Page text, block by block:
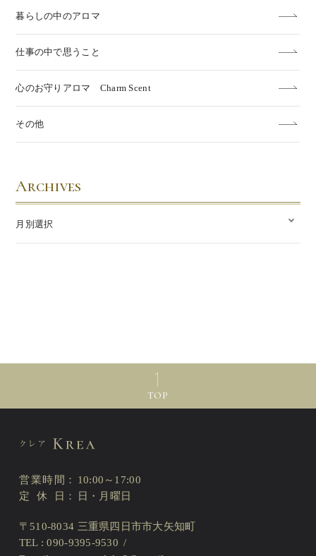
暮らしの中のアロマ
仕事の中で思うこと
心のお守りアロマ Charm Scent
その他
Archives
月別選択
TOP
営業時間
10:00～17:00
定休日
日・月曜日
〒510-8034 三重県四日市市大矢知町
TEL : 090-9395-9530